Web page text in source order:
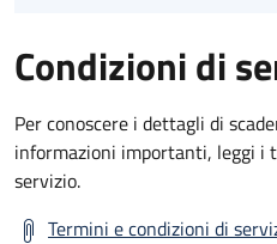
Condizioni di
Per conoscere i dettagli di
informazioni importanti, leggi i
servizio.
Termini e condizioni di